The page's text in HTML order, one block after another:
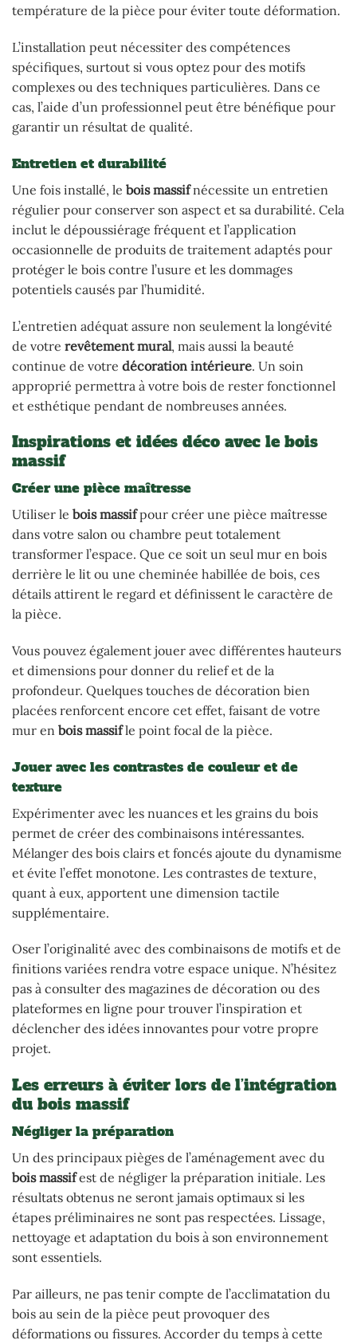
température de la pièce pour éviter toute déformation.
L’installation peut nécessiter des compétences
spécifiques, surtout si vous optez pour des motifs
complexes ou des techniques particulières. Dans ce
cas, l’aide d’un professionnel peut être bénéfique pour
garantir un résultat de qualité.
Entretien et durabilité
Une fois installé, le bois massifnécessite un entretien
régulier pour conserver son aspect et sa durabilité. Cela
inclut le dépoussiérage fréquent et l’application
occasionnelle de produits de traitement adaptés pour
protéger le bois contre l’usure et les dommages
potentiels causés par l’humidité.
L’entretien adéquat assure non seulement la longévité
de votre revêtement mural, mais aussi la beauté
continue de votre décoration intérieure. Un soin
approprié permettra à votre bois de rester fonctionnel
et esthétique pendant de nombreuses années.
Inspirations et idées déco avec le bois
massif
Créer une pièce maîtresse
Utiliser le bois massifpour créer une pièce maîtresse
dans votre salon ou chambre peut totalement
transformer l’espace. Que ce soit un seul mur en bois
derrière le lit ou une cheminée habillée de bois, ces
détails attirent le regard et définissent le caractère de
la pièce.
Vous pouvez également jouer avec différentes hauteurs
et dimensions pour donner du relief et de la
profondeur. Quelques touches de décoration bien
placées renforcent encore cet effet, faisant de votre
mur en bois massifle point focal de la pièce.
Jouer avec les contrastes de couleur et de
texture
Expérimenter avec les nuances et les grains du bois
permet de créer des combinaisons intéressantes.
Mélanger des bois clairs et foncés ajoute du dynamisme
et évite l’effet monotone. Les contrastes de texture,
quant à eux, apportent une dimension tactile
supplémentaire.
Oser l’originalité avec des combinaisons de motifs et de
finitions variées rendra votre espace unique. N’hésitez
pas à consulter des magazines de décoration ou des
plateformes en ligne pour trouver l’inspiration et
déclencher des idées innovantes pour votre propre
projet.
Les erreurs à éviter lors de l’intégration
du bois massif
Négliger la préparation
Un des principaux pièges de l’aménagement avec du
bois massifest de négliger la préparation initiale. Les
résultats obtenus ne seront jamais optimaux si les
étapes préliminaires ne sont pas respectées. Lissage,
nettoyage et adaptation du bois à son environnement
sont essentiels.
Par ailleurs, ne pas tenir compte de l’acclimatation du
bois au sein de la pièce peut provoquer des
déformations ou fissures. Accorder du temps à cette